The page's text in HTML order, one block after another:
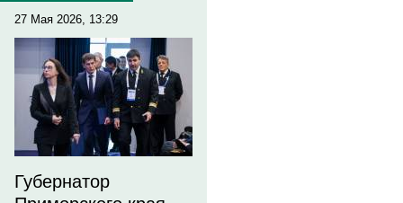
27 Мая 2026, 13:29
Губернатор